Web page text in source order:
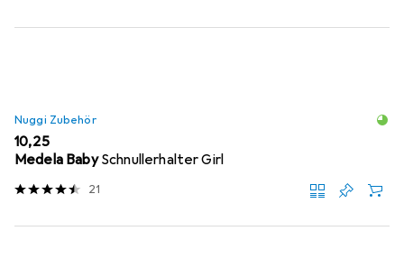
Nuggi Zubehör
EUR
10,25
Medela Baby Schnullerhalter Girl
21